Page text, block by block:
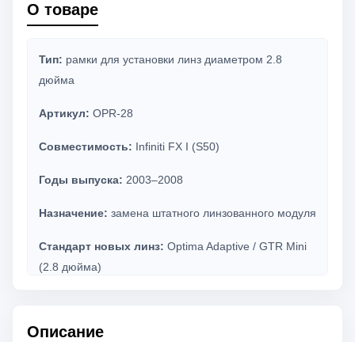
О товаре
Тип: рамки для установки линз диаметром 2.8
дюйма
Артикул: OPR-28
Совместимость: Infiniti FX I (S50)
Годы выпуска: 2003–2008
Назначение: замена штатного линзованного модуля
Стандарт новых линз: Optima Adaptive / GTR Mini
(2.8 дюйма)
Комплект:2 рамки, крепеж
Описание